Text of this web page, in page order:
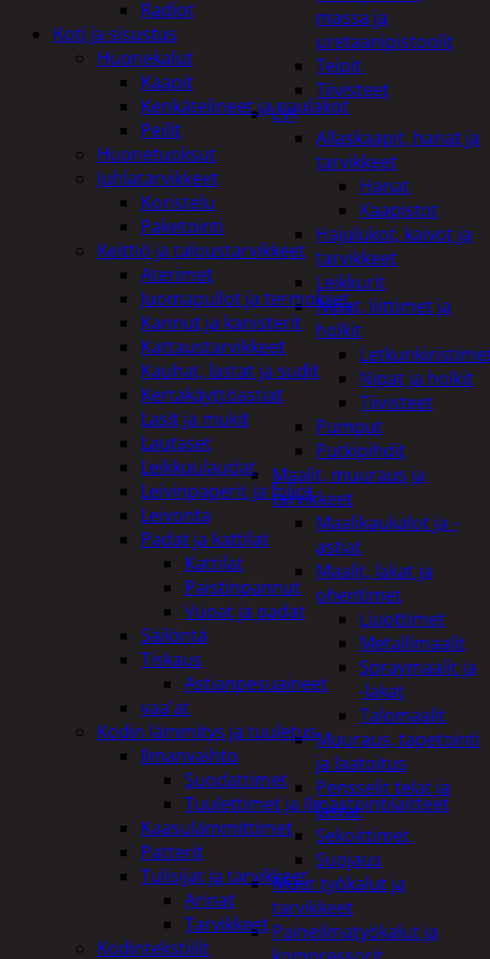
massa ja
uretaanipistoolit
Teipit
Tiivisteet
LVI
Allaskaapit, hanat ja
tarvikkeet
Hanat
Kaapistot
Hajulukot, kaivot ja
tarvikkeet
Leikkurit
Nipat, liittimet ja
holkit
Nipat ja holkit
Tiivisteet
Pumput
Putkipihdit
Maalit, muuraus ja
tarvikkeet
Maalikaukalot ja -
astiat
Maalit, lakat ja
ohentimet
Liuottimet
Metallimaalit
Spraymaalit ja
-lakat
Talomaalit
Muuraus, tapetointi
ja laatoitus
Pensselit telat ja
lastat
Sekoittimet
Suojaus
Muut työkalut ja
tarvikkeet
Paineilmatyökalut ja
Radiot
Koti ja sisustus
Huonekalut
Kaapit
Kenkätelineet ja naulakot
Peilit
Huonetuoksut
Juhlatarvikkeet
Koristelu
Paketointi
Keittiö ja taloustarvikkeet
Aterimet
Juomapullot ja termokset
Kannut ja kanisterit
Kattaustarvikkeet
Kauhat, lastat ja sudit
Kertakäyttöastiat
Lasit ja mukit
Lautaset
Leikkuulaudat
Leivinpaperit ja foliot
Leivonta
Padat ja kattilat
Kattilat
Paistinpannut
Vuoat ja padat
Säilöntä
Tiskaus
Astianpesuaineet
vaa'at
Kodin lämmitys ja tuuletus
Ilmanvaihto
Suodattimet
Tuulettimet ja Ilmastointilaitteet
Kaasulämmittimet
Patterit
Tulisijat ja tarvikkeet
Arinat
Tarvikkeet
Kodintekstiilit